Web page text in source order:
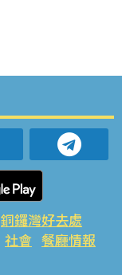
銅鑼灣好去處
社會 餐廳情報